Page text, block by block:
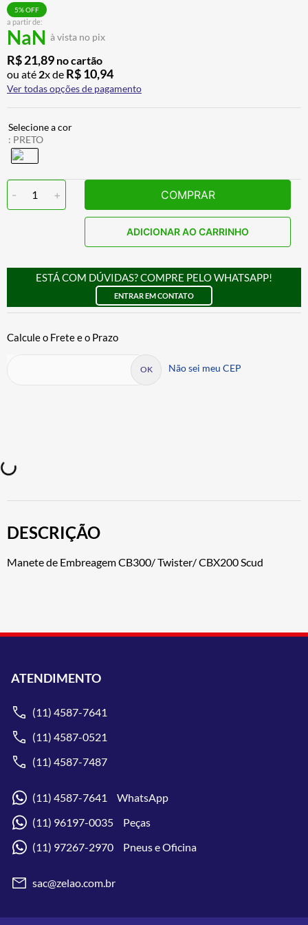
a partir de:
NaN à vista no pix
5% OFF
R$21,89 no cartão
ou até 2x de R$10,94
Ver todas opções de pagamento
: PRETO
- 1 + COMPRAR
ADICIONAR AO CARRINHO
ESTÁ COM DÚVIDAS? COMPRE PELO WHATSAPP!
ENTRAR EM CONTATO
Não sei meu CEP
DESCRIÇÃO
Manete de Embreagem CB300/ Twister/ CBX200 Scud
ATENDIMENTO
(11) 4587-7641
(11) 4587-0521
(11) 4587-7487
(11) 4587-7641 WhatsApp
(11) 96197-0035 Peças
(11) 97267-2970 Pneus e Oficina
sac@zelao.com.br
7º
8 º AIROH
9º CALÇA
10º BOTAS